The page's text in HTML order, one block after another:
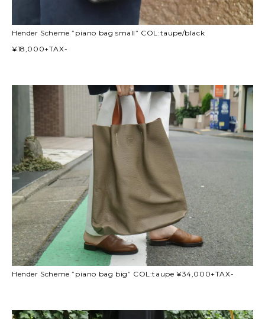
Hender Scheme ”piano bag small” COL:taupe/black
¥18,000+TAX-
Hender Scheme ”piano bag big” COL:taupe ¥34,000+TAX-